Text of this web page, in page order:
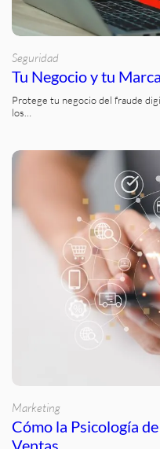
Seguridad
Tu Negocio y tu
Protege tu negocio del fraude
los…
Marketing
Cómo la Psicología